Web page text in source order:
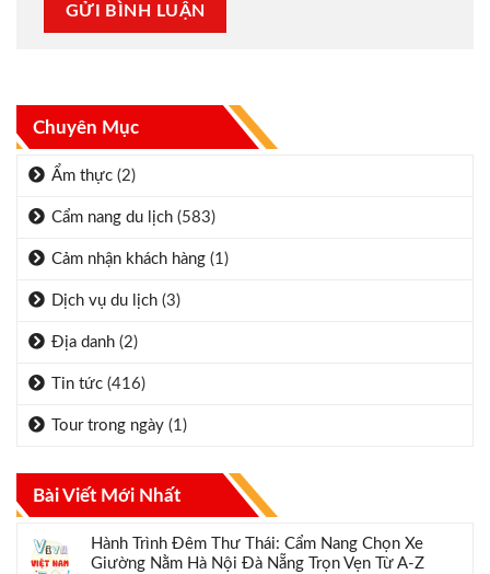
Chuyên Mục
Ẩm thực (2)
Cẩm nang du lịch (583)
Cảm nhận khách hàng (1)
Dịch vụ du lịch (3)
Địa danh (2)
Tin tức (416)
Tour trong ngày (1)
Bài Viết Mới Nhất
Hành Trình Đêm Thư Thái: Cẩm Nang Chọn Xe
Giường Nằm Hà Nội Đà Nẵng Trọn Vẹn Từ A-Z